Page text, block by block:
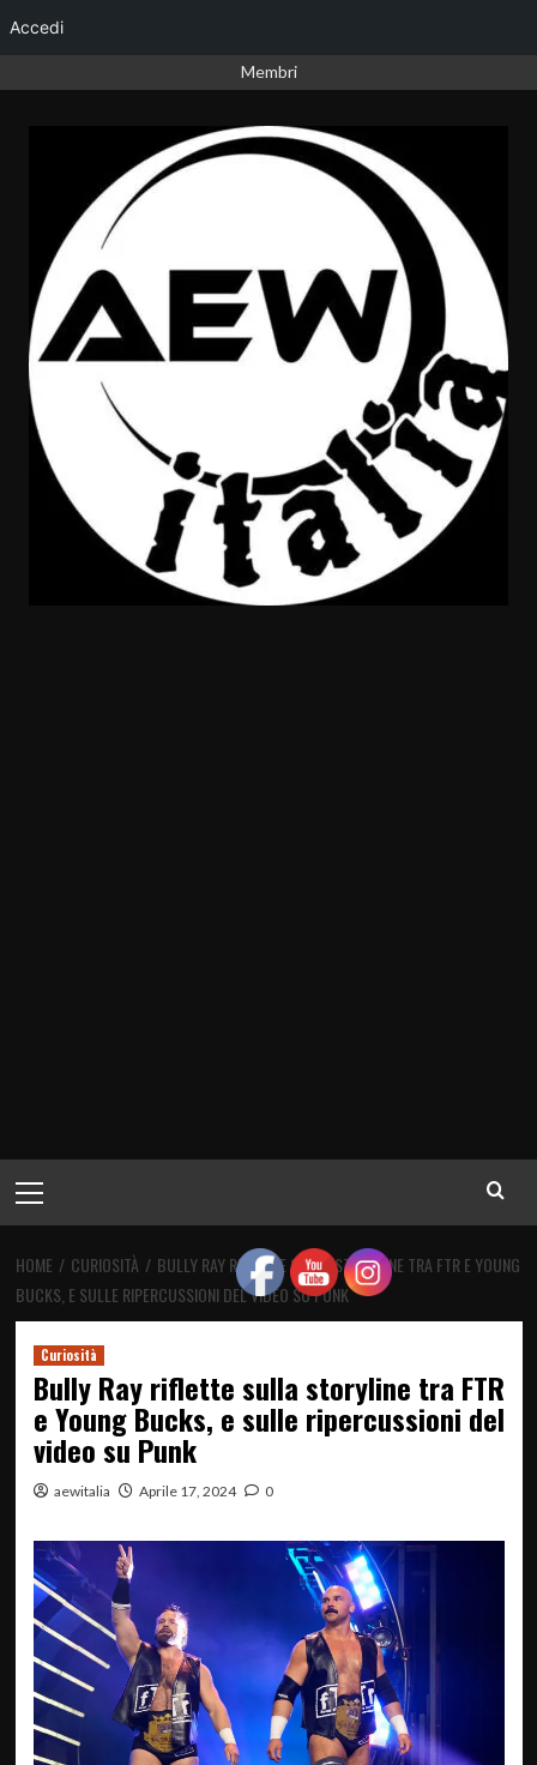
Accedi
Membri
principale
HOME CURIOSITÀ
BULLY RAY RIFLETTE SULLA STORYLINE TRA FTR E YOUNG
BUCKS, E SULLE RIPERCUSSIONI DEL VIDEO SU PUNK
Curiosità
Bully Ray riflette sulla storyline tra FTR
e Young Bucks, e sulle ripercussioni del
video su Punk
aewitalia Aprile 17, 2024 0